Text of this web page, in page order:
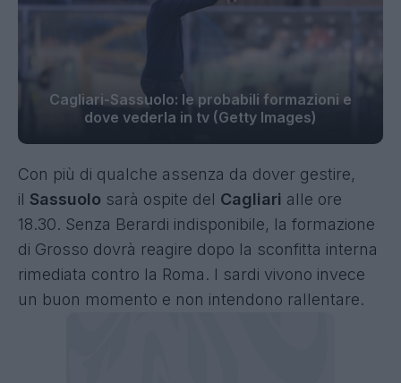
Cagliari-Sassuolo: le probabili formazioni e
dove vederla in tv (Getty Images)
Con più di qualche assenza da dover gestire,
il Sassuolo sarà ospite del Cagliari alle ore
18.30. Senza Berardi indisponibile, la formazione
di Grosso dovrà reagire dopo la sconfitta interna
rimediata contro la Roma. I sardi vivono invece
un buon momento e non intendono rallentare.